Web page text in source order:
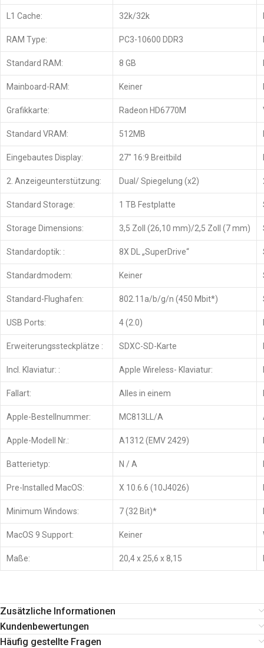
L1 Cache: 32k/32k
RAM Type: PC3-10600 DDR3
Standard RAM: 8 GB
Mainboard-RAM: Keiner
Grafikkarte: Radeon HD6770M
Standard VRAM: 512MB
Eingebautes Display: 27″ 16:9 Breitbild
2. Anzeigeunterstützung: Dual/ Spiegelung (x2)
Standard Storage: 1 TB Festplatte
Storage Dimensions: 3,5 Zoll (26,10 mm)/2,5 Zoll (7 mm)
Standardoptik: : 8X DL „SuperDrive“
Standardmodem: Keiner
Standard-Flughafen: 802.11a/b/g/n (450 Mbit*)
USB Ports: 4 (2.0)
Erweiterungssteckplätze : SDXC-SD-Karte
Incl. Klaviatur: : Apple Wireless- Klaviatur:
Fallart: Alles in einem
Apple-Bestellnummer: MC813LL/A
Apple-Modell Nr.: A1312 (EMV 2429)
Batterietyp: N / A
Pre-Installed MacOS: X 10.6.6 (10J4026)
Minimum Windows: 7 (32 Bit)*
MacOS 9 Support: Keiner
Maße: 20,4 x 25,6 x 8,15
Zusätzliche Informationen
Kundenbewertungen
Häufig gestellte Fragen